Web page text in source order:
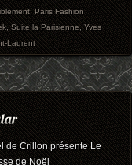
,Paris Fashion
,Suite la Parisienne,Yves
Laurent
de Crillon présente Le
de Noël